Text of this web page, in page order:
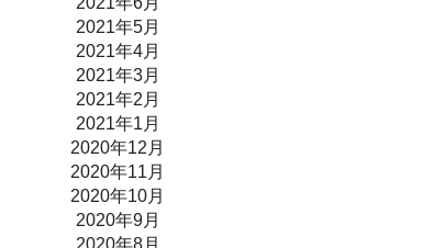
2021年5月
2021年4月
2021年3月
2021年2月
2021年1月
2020年12月
2020年11月
2020年10月
2020年9月